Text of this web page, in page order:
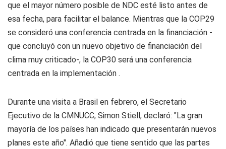
que el mayor número posible de NDC esté listo antes de
esa fecha, para facilitar el balance. Mientras que la COP29
se consideró una conferencia centrada en la financiación -
que concluyó con un nuevo objetivo de financiación del
clima muy criticado-, la COP30 será una conferencia
centrada en la implementación .
Durante una visita a Brasil en febrero, el Secretario
Ejecutivo de la CMNUCC, Simon Stiell, declaró: "La gran
mayoría de los países han indicado que presentarán nuevos
planes este año". Añadió que tiene sentido que las partes